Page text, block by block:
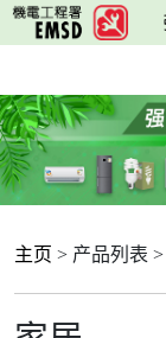
跳
至
要
内
容
主页 > 产品列表 >